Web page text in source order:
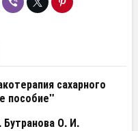
сахарного
пособие"
О. И.